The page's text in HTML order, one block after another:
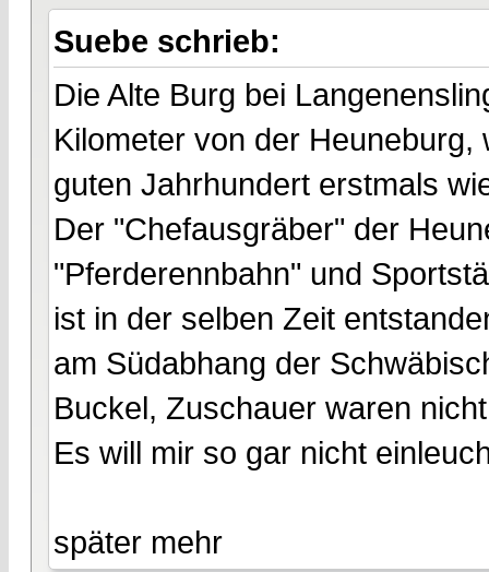
Suebe schrieb:
Die Alte Burg bei
Kilometer von der
guten Jahrhundert erstmals
Der "Chefausgräber" der
"Pferderennbahn" und
ist in der selben Zeit
am Südabhang der
Buckel, Zuschauer waren
Es will mir so gar nicht
später mehr